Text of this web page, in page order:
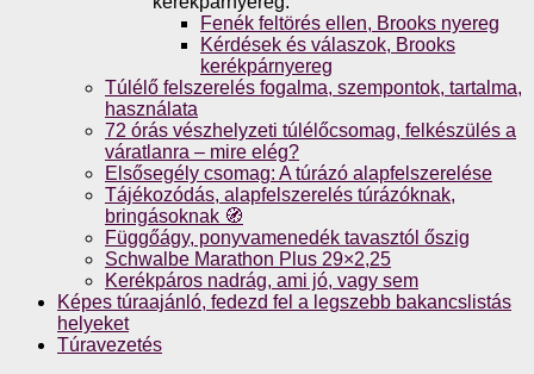
Fenék feltörés ellen, Brooks nyereg
Kérdések és válaszok, Brooks
kerékpárnyereg
Túlélő felszerelés fogalma, szempontok, tartalma,
használata
72 órás vészhelyzeti túlélőcsomag, felkészülés a
váratlanra – mire elég?
Elsősegély csomag: A túrázó alapfelszerelése
Tájékozódás, alapfelszerelés túrázóknak,
bringásoknak 🧭
Függőágy, ponyvamenedék tavasztól őszig
Schwalbe Marathon Plus 29×2,25
Kerékpáros nadrág, ami jó, vagy sem
Képes túraajánló, fedezd fel a legszebb bakancslistás
helyeket
Túravezetés